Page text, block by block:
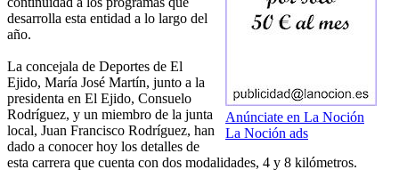
Anúnciate en La Noción
La Noción ads
desarrolla esta entidad a lo largo del
año.
La concejala de Deportes de El
Ejido, María José Martín, junto a la
presidenta en El Ejido, Consuelo
Rodríguez, y un miembro de la junta
local, Juan Francisco Rodríguez, han
dado a conocer hoy los detalles de
esta carrera que cuenta con dos modalidades, 4 y 8 kilómetros.